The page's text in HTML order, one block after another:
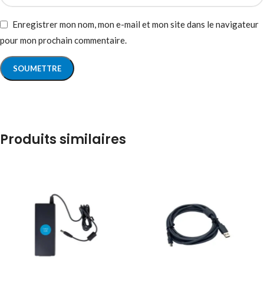
Enregistrer mon nom, mon e-mail et mon site dans le navigateur
pour mon prochain commentaire.
Produits similaires